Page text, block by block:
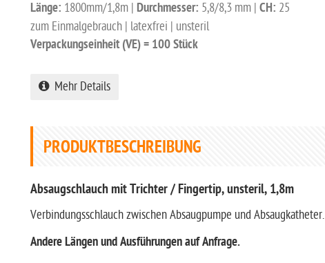
Länge: 1800mm/1,8m | Durchmesser: 5,8/8,3 mm | CH: 25
zum Einmalgebrauch | latexfrei | unsteril
Verpackungseinheit (VE) = 100 Stück
Mehr Details
PRODUKTBESCHREIBUNG
Absaugschlauch mit Trichter / Fingertip, unsteril, 1,8m
Verbindungsschlauch zwischen Absaugpumpe und Absaugkatheter.
Andere Längen und Ausführungen auf Anfrage.